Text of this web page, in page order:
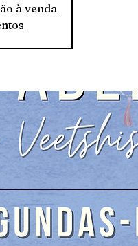
à venda